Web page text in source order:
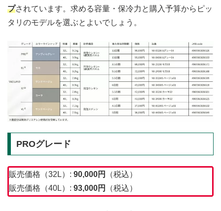
プされています。求める容量・保冷力と購入予算からピッ
タリのモデルを選ぶとよいでしょう。
PROグレード
販売価格（32L）: 90,000円
（税込）
販売価格（40L）: 93,000円 （税込）